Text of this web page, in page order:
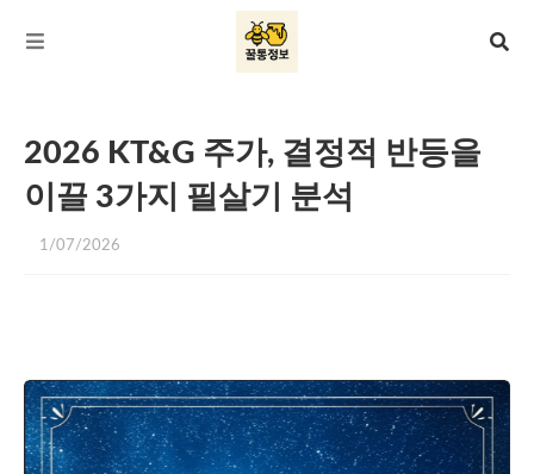
2026 KT&G 주가, 결정적 반등을
이끌 3가지 필살기 분석
1/07/2026